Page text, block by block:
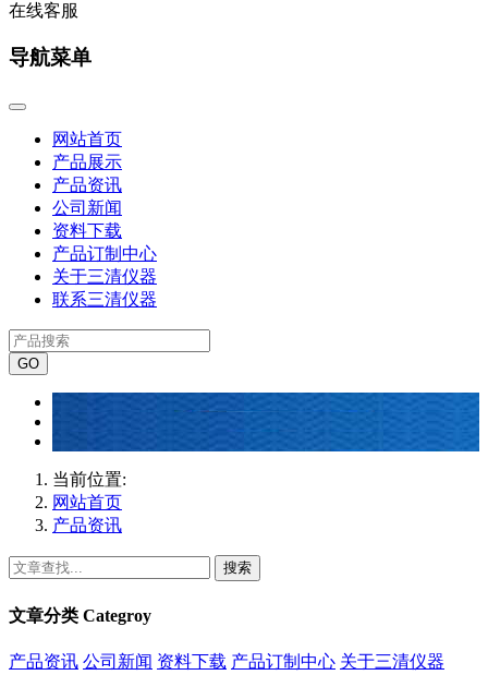
在线客服
导航菜单
网站首页
产品展示
产品资讯
公司新闻
资料下载
产品订制中心
关于三清仪器
联系三清仪器
当前位置:
网站首页
产品资讯
搜索
文章分类 Categroy
产品资讯 公司新闻 资料下载 产品订制中心 关于三清仪器